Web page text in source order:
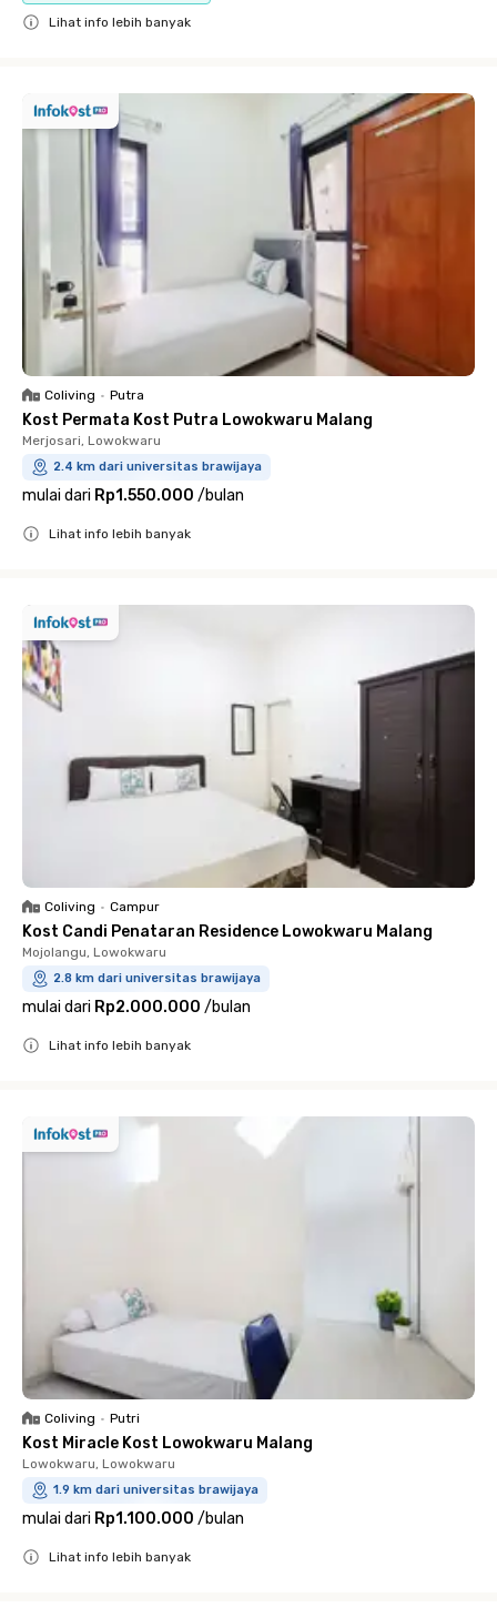
Lihat info lebih banyak
Coliving • Putra
Kost Permata Kost Putra Lowokwaru Malang
Merjosari, Lowokwaru
2.4 km dari universitas brawijaya
mulai dari Rp1.550.000 /bulan
Lihat info lebih banyak
Coliving • Campur
Kost Candi Penataran Residence Lowokwaru Malang
Mojolangu, Lowokwaru
2.8 km dari universitas brawijaya
mulai dari Rp2.000.000 /bulan
Lihat info lebih banyak
Coliving • Putri
Kost Miracle Kost Lowokwaru Malang
Lowokwaru, Lowokwaru
1.9 km dari universitas brawijaya
mulai dari Rp1.100.000 /bulan
Lihat info lebih banyak